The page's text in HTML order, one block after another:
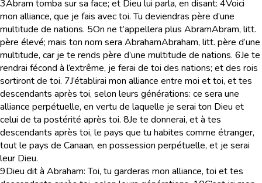
3Abram tomba sur sa face; et Dieu lui parla, en disant: 4Voici
mon alliance, que je fais avec toi. Tu deviendras père d’une
multitude de nations. 5On ne t’appellera plus AbramAbram, litt.
père élevé; mais ton nom sera AbrahamAbraham, litt. père d’une
multitude, car je te rends père d’une multitude de nations. 6Je te
rendrai fécond à l’extrême, je ferai de toi des nations; et des rois
sortiront de toi. 7J’établirai mon alliance entre moi et toi, et tes
descendants après toi, selon leurs générations: ce sera une
alliance perpétuelle, en vertu de laquelle je serai ton Dieu et
celui de ta postérité après toi. 8Je te donnerai, et à tes
descendants après toi, le pays que tu habites comme étranger,
tout le pays de Canaan, en possession perpétuelle, et je serai
leur Dieu.
9Dieu dit à Abraham: Toi, tu garderas mon alliance, toi et tes